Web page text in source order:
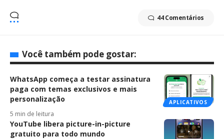
44 Comentários
Você também pode gostar:
APLICATIVOS
WhatsApp começa a testar assinatura
paga com temas exclusivos e mais
personalização
5 min de leitura
YouTube libera picture-in-picture
gratuito para todo mundo